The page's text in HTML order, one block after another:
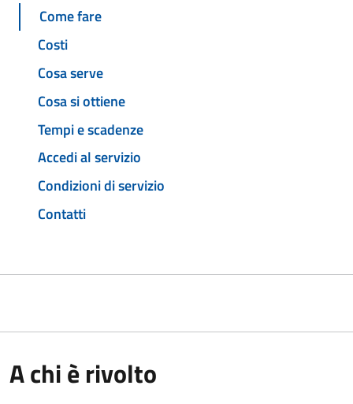
Come fare
Costi
Cosa serve
Cosa si ottiene
Tempi e scadenze
Accedi al servizio
Condizioni di servizio
Contatti
A chi è rivolto